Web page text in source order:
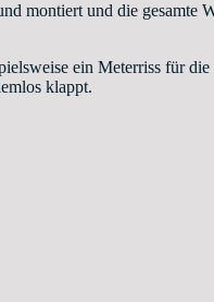
montiert und die gesamte
ein Meterriss für die
klappt.